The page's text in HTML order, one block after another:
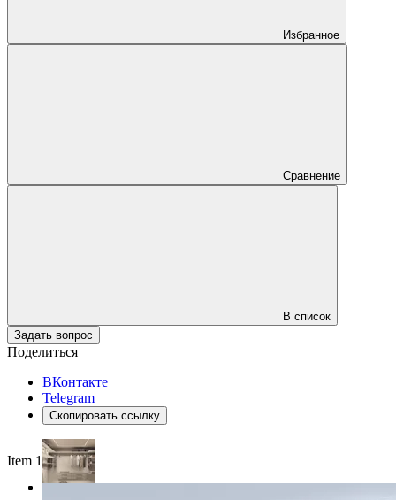
Избранное
Сравнение
В список
Задать вопрос
Поделиться
ВКонтакте
Telegram
Скопировать ссылку
Item 1 of 4